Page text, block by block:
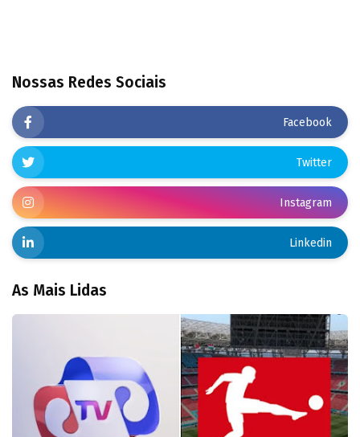
Nossas Redes Sociais
Facebook
Twitter
Instagram
Linkedin
As Mais Lidas